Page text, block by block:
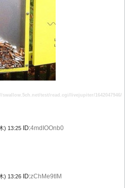
swallow.5ch.net/test/read.cgi/livejupiter/1642047946/
) 13:25 ID:4mdIOOnb0
) 13:26 ID:zChMe9tIM